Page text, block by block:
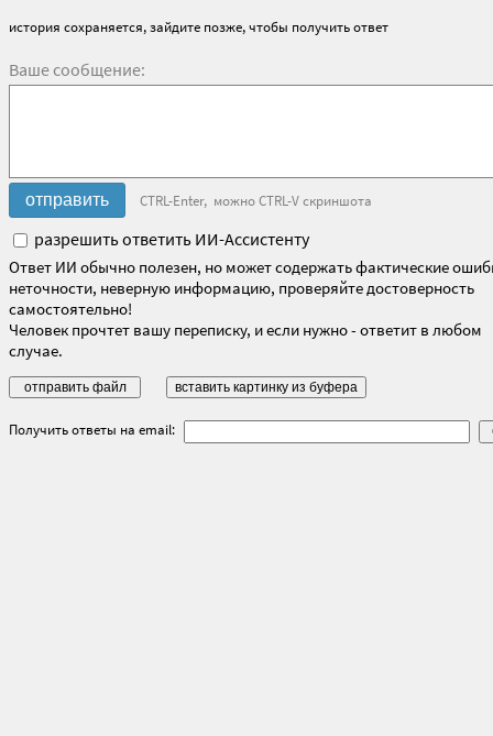
история сохраняется, зайдите позже, чтобы получить ответ
Ваше сообщение:
CTRL-Enter, можно CTRL-V скриншота
разрешить ответить ИИ-Ассистенту
Ответ ИИ обычно полезен, но может содержать фактические
неточности, неверную информацию, проверяйте достоверность
самостоятельно!
Человек прочтет вашу переписку, и если нужно - ответит в любом
случае.
Получить ответы на email: